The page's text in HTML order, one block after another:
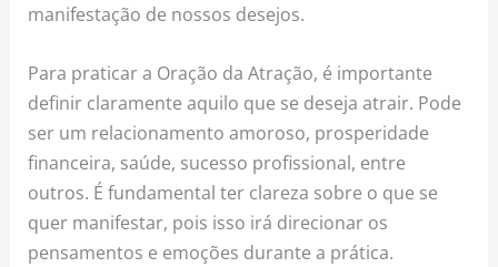
manifestação de nossos desejos.
Para praticar a Oração da Atração, é importante
definir claramente aquilo que se deseja atrair. Pode
ser um relacionamento amoroso, prosperidade
financeira, saúde, sucesso profissional, entre
outros. É fundamental ter clareza sobre o que se
quer manifestar, pois isso irá direcionar os
pensamentos e emoções durante a prática.